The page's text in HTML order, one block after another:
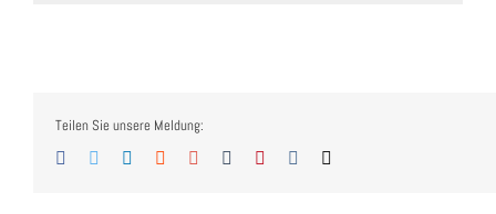
Teilen Sie unsere Meldung:
Facebook
TwitterLinkedin
Reddit Googleplus
TumblrPinterest